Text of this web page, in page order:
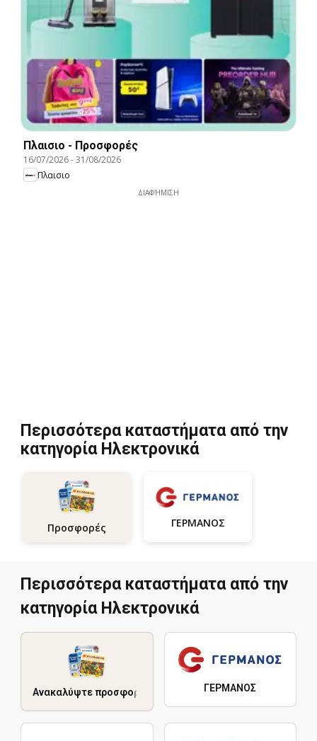
Πλαισιο - Προσφορές
16/07/2026-31/08/2026
Πλαισιο
ΔΙΑΦΉΜΙΣΗ
Περισσότερα καταστήματα από την
κατηγορία Hλεκτρονικά
Προσφορές ΓΕΡΜΑΝΟΣ
Περισσότερα καταστήματα από την
κατηγορία Hλεκτρονικά
Ανακαλύψτε προσφορές ΓΕΡΜΑΝΟΣ